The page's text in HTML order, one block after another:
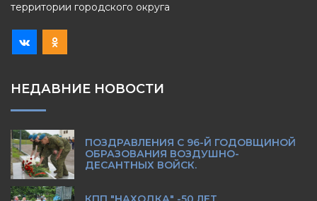
территории городского округа
НЕДАВНИЕ НОВОСТИ
ПОЗДРАВЛЕНИЯ С 96-Й ГОДОВЩИНОЙ
ОБРАЗОВАНИЯ ВОЗДУШНО-
ДЕСАНТНЫХ ВОЙСК.